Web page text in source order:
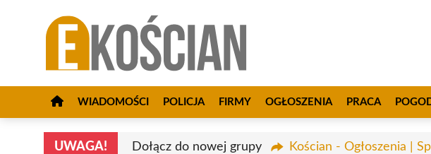
WIADOMOŚCI POLICJA FIRMY OGŁOSZENIA PRACA
UWAGA! Dołącz do nowej grupy Kościan - Ogłoszenia |